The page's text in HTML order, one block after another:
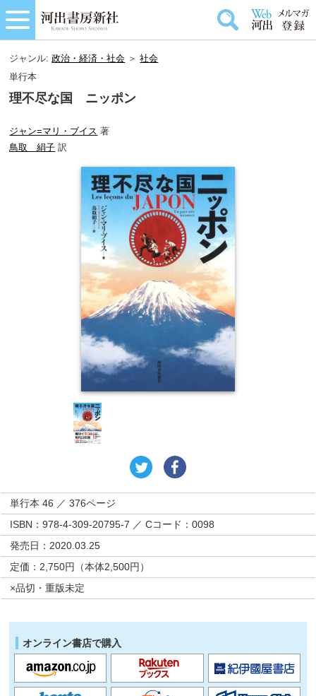
ジャンル:政治・経済・社会 ＞社会
単行本
理不尽な国 ニッポン
ジャン=マリ・ブイス 著
鳥取 絹子 訳
単行本 46 ／ 376ページ
ISBN：978-4-309-20795-7 ／ Cコード：0098
発売日：2020.03.25
定価：2,750円（本体2,500円）
×品切・重版未定
オンライン書店で購入